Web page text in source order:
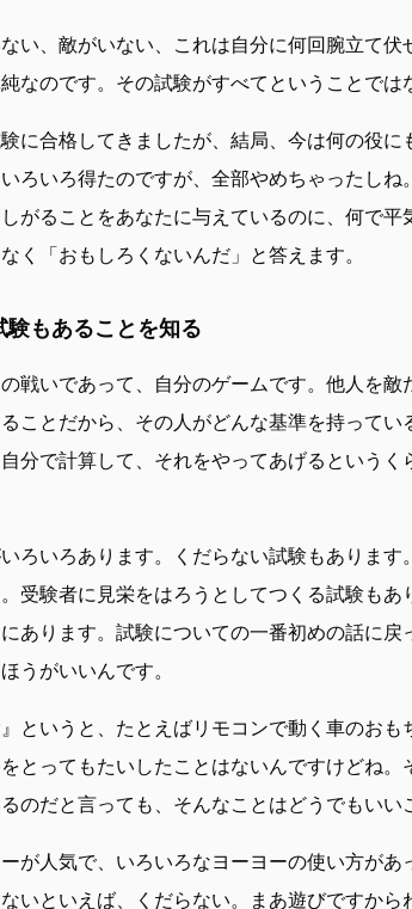
い、敵がいない、これは自分に何回腕立て
なのです。その試験がすべてということでは
に合格してきましたが、結局、今は何の役
ろいろ得たのですが、全部やめちゃったし
がることをあなたに与えているのに、何で
く「おもしろくないんだ」と答えます。
験もあることを知る
戦いであって、自分のゲームです。他人を
ことだから、その人がどんな基準を持って
分で計算して、それをやってあげるという
ろいろあります。くだらない試験もありま
受験者に見栄をはろうとしてつくる試験もあ
あります。試験についての一番初めの話に戻
うがいいんです。
』というと、たとえばリモコンで動く車のお
とってもたいしたことはないんですけどね
のだと言っても、そんなことはどうでもいい
が人気で、いろいろなヨーヨーの使い方が
いといえば、くだらない。まあ遊びですか